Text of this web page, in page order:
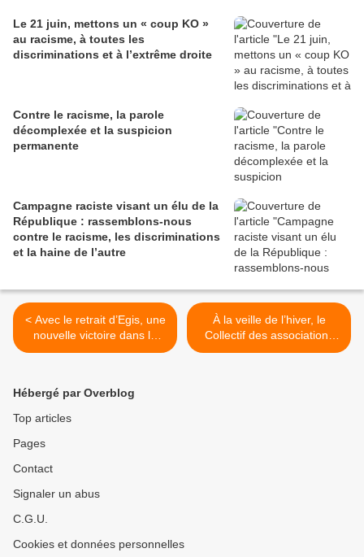
Le 21 juin, mettons un « coup KO »
au racisme, à toutes les
discriminations et à l’extrême droite
Contre le racisme, la parole
décomplexée et la suspicion
permanente
Campagne raciste visant un élu de la
République : rassemblons-nous
contre le racisme, les discriminations
et la haine de l’autre
< Avec le retrait d’Egis, une
nouvelle victoire dans la
campagne contre le
À la veille de l’hiver, le
Collectif des associations
unies appelle à une
Hébergé par Overblog
Top articles
Pages
Contact
Signaler un abus
C.G.U.
Cookies et données personnelles